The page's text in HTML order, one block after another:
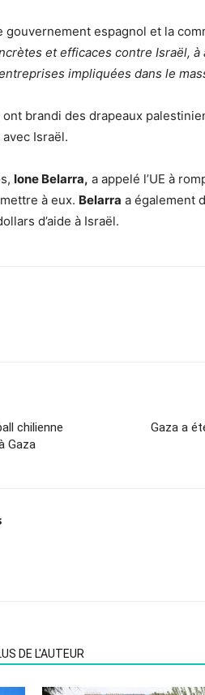
gouvernement espagnol et la
et efficaces contre Israël,
impliquées dans le
brandi des drapeaux
Israël.
Ione Belarra, a appelé l’UE à
à eux. Belarra a également
d’aide à Israël.
chilienne
Gaza
Gaza a
DE L'AUTEUR